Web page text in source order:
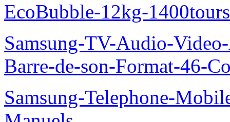
EcoBubble-12kg-
Samsung-TV-Audio-
Barre-de-son-Format-46-
Samsung-Telephone-